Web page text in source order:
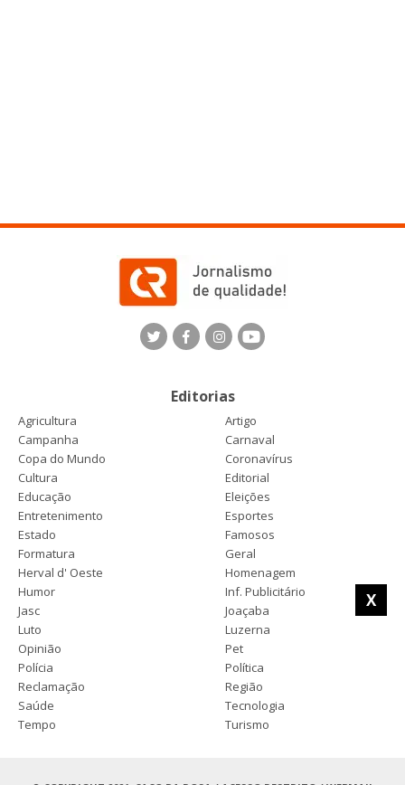
X
Editorias
Agricultura
Artigo
Campanha
Carnaval
Copa do Mundo
Coronavírus
Cultura
Editorial
Educação
Eleições
Entretenimento
Esportes
Estado
Famosos
Formatura
Geral
Herval d' Oeste
Homenagem
Humor
Inf. Publicitário
Jasc
Joaçaba
Luto
Luzerna
Opinião
Pet
Polícia
Política
Reclamação
Região
Saúde
Tecnologia
Tempo
Turismo